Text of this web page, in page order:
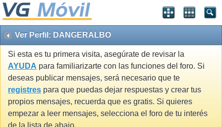
Ver Perfil: DANGERALBO
Si esta es tu primera visita, asegúrate de revisar la
AYUDA para familiarizarte con las funciones del foro. Si
deseas publicar mensajes, será necesario que te
registres para que puedas dejar respuestas y crear tus
propios mensajes, recuerda que es gratis. Si quieres
empezar a leer mensajes, selecciona el foro de tu interés